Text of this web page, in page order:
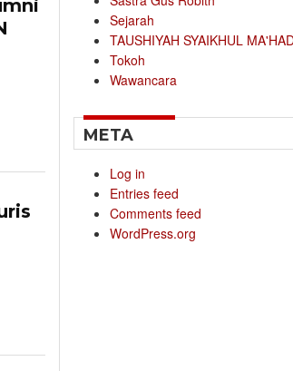
Sejarah
TAUSHIYAH SYAIKHUL
Tokoh
Wawancara
META
Log in
Entries feed
Comments feed
WordPress.org